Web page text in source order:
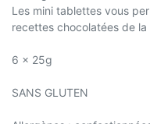
Les mini tablettes vous
recettes chocolatées de la
6 x 25g
SANS GLUTEN